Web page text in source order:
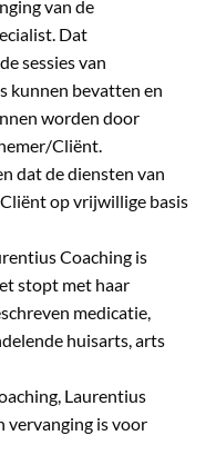
van de
Dat
sessies van
kunnen bevatten en
worden door
Cliënt.
dat de diensten van
op vrijwillige basis
Coaching is
stopt met haar
medicatie,
huisarts, arts
Laurentius
vervanging is voor